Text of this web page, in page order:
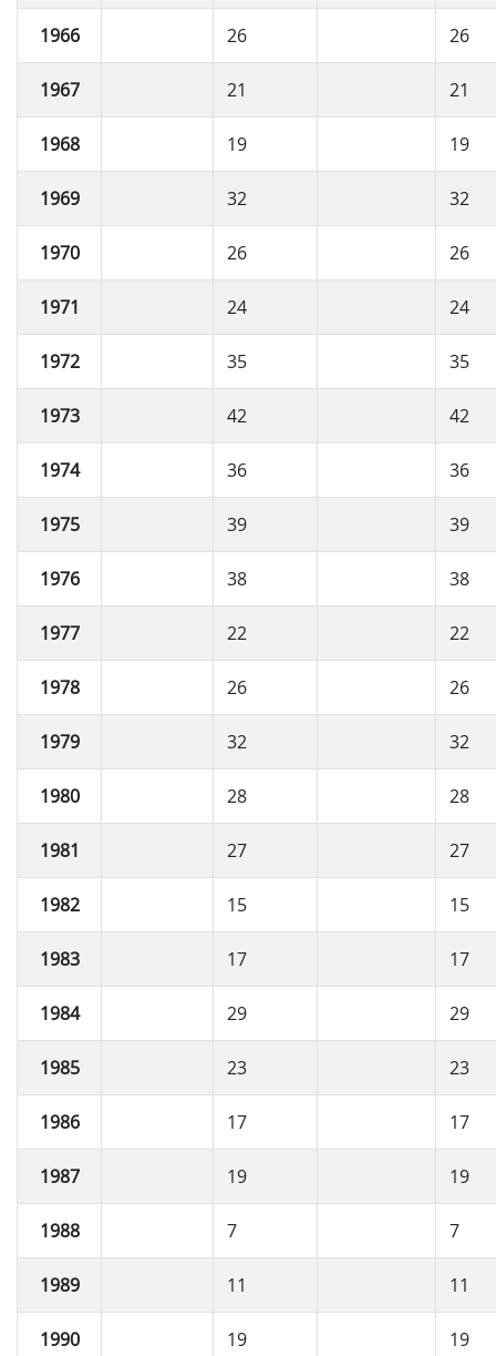
1966 26 26
1967 21 21
1968 19 19
1969 32 32
1970 26 26
1971 24 24
1972 35 35
1973 42 42
1974 36 36
1975 39 39
1976 38 38
1977 22 22
1978 26 26
1979 32 32
1980 28 28
1981 27 27
1982 15 15
1983 17 17
1984 29 29
1985 23 23
1986 17 17
1987 19 19
1988 7 7
1989 11 11
1990 19 19